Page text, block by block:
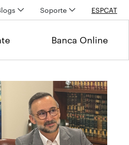
Soporte ESPCAT
Banca Online